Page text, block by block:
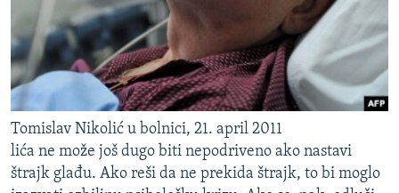
Tomislav Nikolić u bolnici, 21. april 2011
lića ne može još dugo biti nepodriveno ako nastavi
štrajk glađu. Ako reši da ne prekida štrajk, to bi moglo